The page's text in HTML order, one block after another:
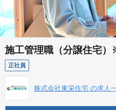
施工管理職（分譲住宅
正社員
株式会社東栄住宅 の求人